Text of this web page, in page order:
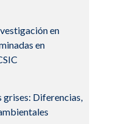
en
en
grises: Diferencias,